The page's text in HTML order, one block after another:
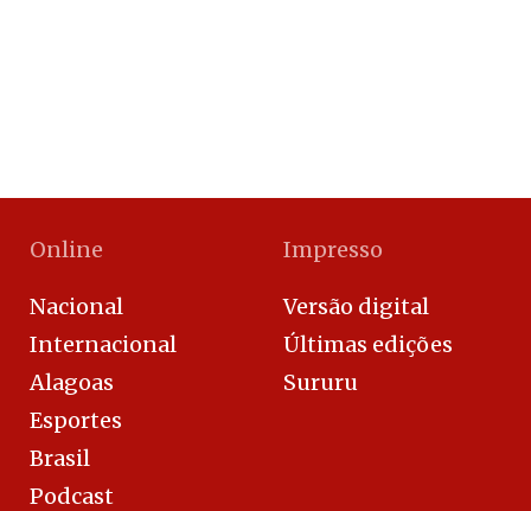
Online
Nacional
Internacional
Alagoas
Esportes
Brasil
Podcast
Impresso
Versão digital
Últimas edições
Sururu